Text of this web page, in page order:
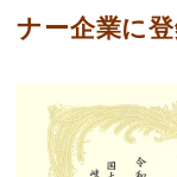
ナー企業に